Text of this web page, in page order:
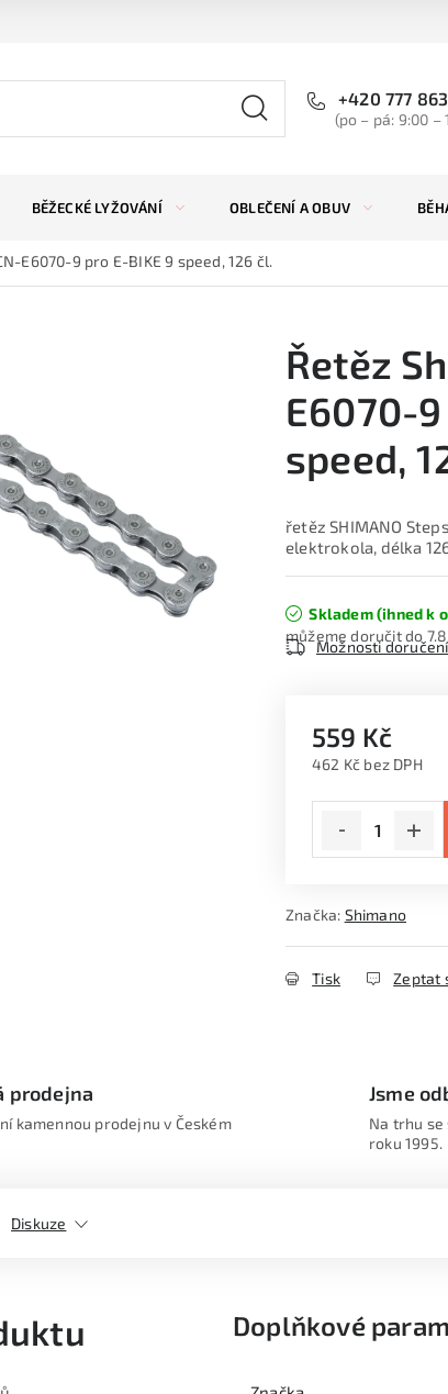
+420 777
(po – pá: 9:00 –
BĚŽECKÉ LYŽOVÁNÍ OBLEČENÍ A OBUV
E6070-9 pro E-BIKE 9 speed, 126 čl.
Řetěz
E6070-
speed,
řetěz SHIMANO
elektrokola, délka
Skladem (ihned k
Možnosti doručení
559 Kč
462 Kč bez DPH
Značka: Shimano
Tisk Zeptat
prodejna
kamennou prodejnu v Českém
Jsme
Na trhu se
roku 1995.
Diskuze
Doplňkové